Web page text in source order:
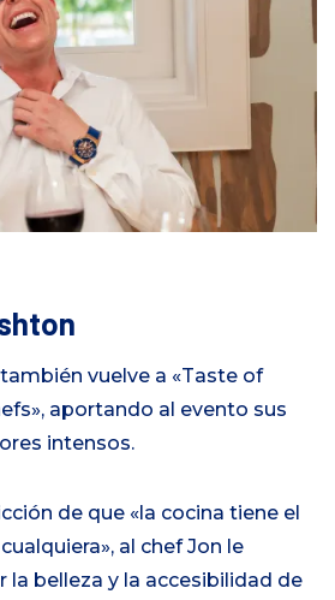
vuelve a «Taste of
aportando al evento sus
intensos.
de que «la cocina tiene el
al chef Jon le
la belleza y la accesibilidad de